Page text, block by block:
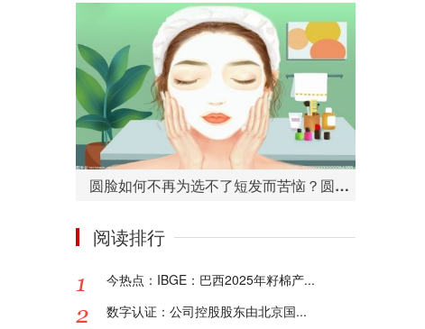
圆脸如何不再为选不了短发而苦恼？圆脸适合的短发造型有哪些？
阅读排行
今热点：IBGE：巴西2025年籽棉产...
数字认证：公司控股股东由北京国...